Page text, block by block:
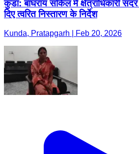
कुंडा: बाघराय सर्किल में क्षेत्राधिकारी
दिए त्वरित निस्तारण के निर्देश
Kunda, Pratapgarh | Feb 20, 2026